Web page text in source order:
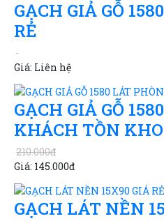
GẠCH GIẢ GỖ
RẺ
Giá: Liên hệ
GẠCH GIẢ GỖ
KHÁCH TỒN
210.000đ
Giá: 145.000đ
GẠCH LÁT NỀN